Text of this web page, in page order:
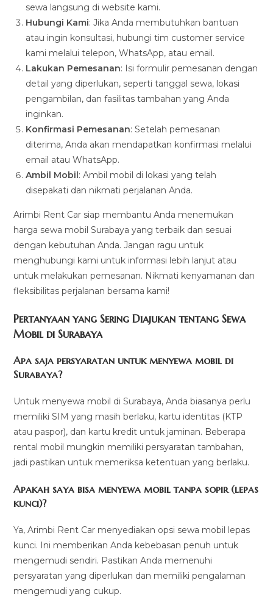
sewa langsung di website kami.
Hubungi Kami: Jika Anda membutuhkan bantuan
atau ingin konsultasi, hubungi tim customer service
kami melalui telepon, WhatsApp, atau email.
Lakukan Pemesanan: Isi formulir pemesanan dengan
detail yang diperlukan, seperti tanggal sewa, lokasi
pengambilan, dan fasilitas tambahan yang Anda
inginkan.
Konfirmasi Pemesanan: Setelah pemesanan
diterima, Anda akan mendapatkan konfirmasi melalui
email atau WhatsApp.
Ambil Mobil: Ambil mobil di lokasi yang telah
disepakati dan nikmati perjalanan Anda.
Arimbi Rent Car siap membantu Anda menemukan
harga sewa mobil Surabaya yang terbaik dan sesuai
dengan kebutuhan Anda. Jangan ragu untuk
menghubungi kami untuk informasi lebih lanjut atau
untuk melakukan pemesanan. Nikmati kenyamanan dan
fleksibilitas perjalanan bersama kami!
Pertanyaan yang Sering Diajukan tentang Sewa
Mobil di Surabaya
Apa saja persyaratan untuk menyewa mobil di
Surabaya?
Untuk menyewa mobil di Surabaya, Anda biasanya perlu
memiliki SIM yang masih berlaku, kartu identitas (KTP
atau paspor), dan kartu kredit untuk jaminan. Beberapa
rental mobil mungkin memiliki persyaratan tambahan,
jadi pastikan untuk memeriksa ketentuan yang berlaku.
Apakah saya bisa menyewa mobil tanpa sopir (lepas
kunci)?
Ya, Arimbi Rent Car menyediakan opsi sewa mobil lepas
kunci. Ini memberikan Anda kebebasan penuh untuk
mengemudi sendiri. Pastikan Anda memenuhi
persyaratan yang diperlukan dan memiliki pengalaman
mengemudi yang cukup.